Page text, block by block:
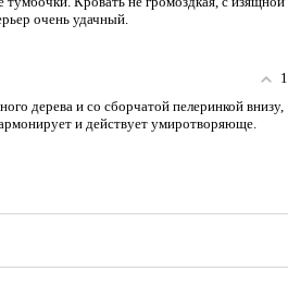
очень удачный.
1
дерева и со сборчатой пелеринкой внизу,
и действует умиротворяюще.